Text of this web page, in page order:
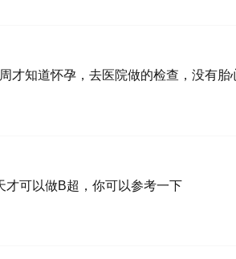
才知道怀孕，去医院做的检查，没有
才可以做B超，你可以参考一下